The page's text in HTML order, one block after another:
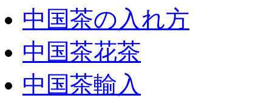
中国茶の入れ方
中国茶花茶
中国茶輸入